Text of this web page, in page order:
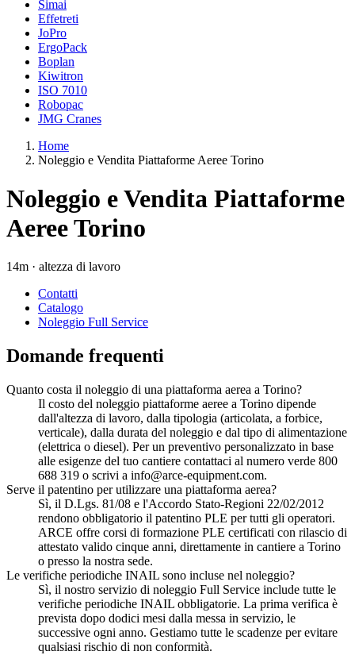
Simai
Effetreti
JoPro
ErgoPack
Boplan
Kiwitron
ISO 7010
Robopac
JMG Cranes
Home
Noleggio e Vendita Piattaforme Aeree Torino
Noleggio e Vendita Piattaforme
Aeree Torino
14m · altezza di lavoro
Contatti
Catalogo
Noleggio Full Service
Domande frequenti
Quanto costa il noleggio di una piattaforma aerea a Torino?
Il costo del noleggio piattaforme aeree a Torino dipende
dall'altezza di lavoro, dalla tipologia (articolata, a forbice,
verticale), dalla durata del noleggio e dal tipo di alimentazione
(elettrica o diesel). Per un preventivo personalizzato in base
alle esigenze del tuo cantiere contattaci al numero verde 800
688 319 o scrivi a info@arce-equipment.com.
Serve il patentino per utilizzare una piattaforma aerea?
Sì, il D.Lgs. 81/08 e l'Accordo Stato-Regioni 22/02/2012
rendono obbligatorio il patentino PLE per tutti gli operatori.
ARCE offre corsi di formazione PLE certificati con rilascio di
attestato valido cinque anni, direttamente in cantiere a Torino
o presso la nostra sede.
Le verifiche periodiche INAIL sono incluse nel noleggio?
Sì, il nostro servizio di noleggio Full Service include tutte le
verifiche periodiche INAIL obbligatorie. La prima verifica è
prevista dopo dodici mesi dalla messa in servizio, le
successive ogni anno. Gestiamo tutte le scadenze per evitare
qualsiasi rischio di non conformità.